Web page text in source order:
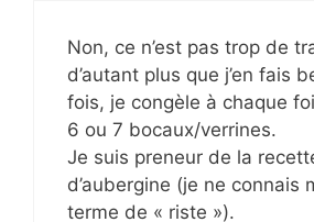
Non, ce n’est pas trop de
d’autant plus que j’en fais
fois, je congèle à chaque
6 ou 7 bocaux/verrines.
Je suis preneur de la
d’aubergine (je ne connais
terme de « riste »).